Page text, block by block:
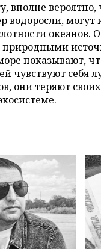
вполне
водоросли, могут
океанов.
показывают,
чувствуют себя
они теряют